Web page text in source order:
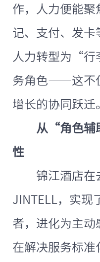
作，人力便能
记、支付、发
人力转型为“
务角色——这不
增长的协同跃迁
从“角色辅
性
锦江酒店
JINTELL，实现
者，进化为主动
在解决服务标准